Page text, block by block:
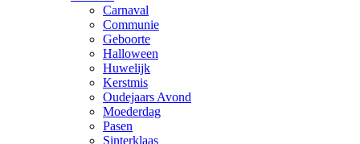
Carnaval
Communie
Geboorte
Halloween
Huwelijk
Kerstmis
Oudejaars Avond
Moederdag
Pasen
Sinterklaas